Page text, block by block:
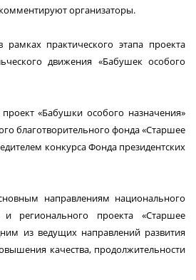
организаторы.
практического этапа проекта
движения «Бабушек особого
«Бабушки особого назначения»
благотворительного фонда «Старшее
конкурса Фонда президентских
направлениям национального
и регионального проекта «Старшее
из ведущих направлений развития
качества, продолжительности